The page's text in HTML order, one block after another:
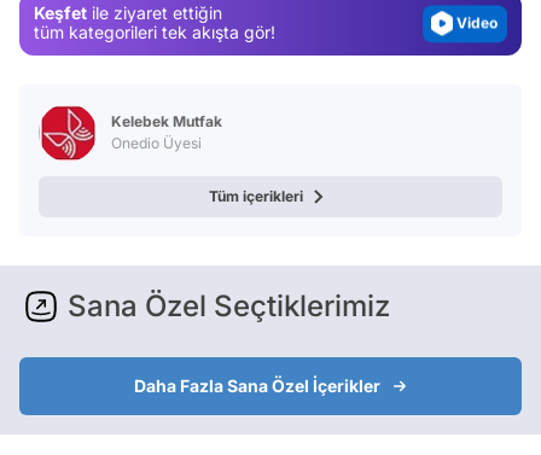
Keşfet ile ziyaret ettiğin
tüm kategorileri tek akışta gör!
Video
Kelebek Mutfak
Onedio Üyesi
Tüm içerikleri
Sana Özel Seçtiklerimiz
Daha Fazla Sana Özel İçerikler